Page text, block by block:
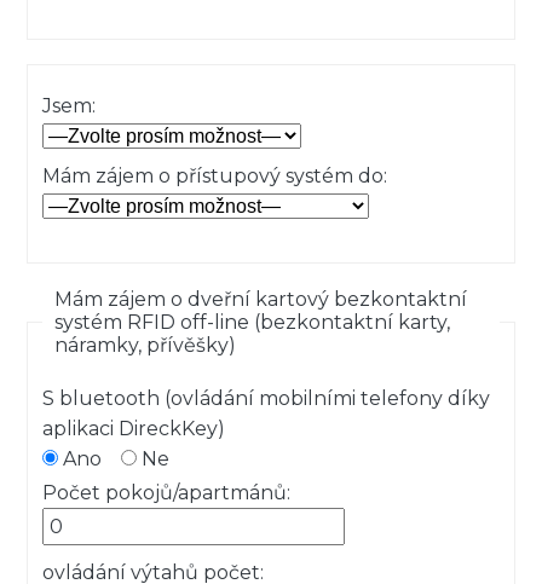
Jsem:
Mám zájem o přístupový systém do:
Mám zájem o dveřní kartový bezkontaktní
systém RFID off-line (bezkontaktní karty,
náramky, přívěšky)
S bluetooth (ovládání mobilními telefony díky
aplikaci DireckKey)
Ano
Ne
Počet pokojů/apartmánů:
ovládání výtahů počet: